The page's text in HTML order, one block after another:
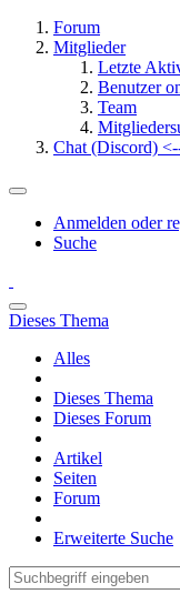
Forum
Mitglieder
Letzte
Benutzer
Team
Chat (Discord)
Anmelden oder
Suche
Dieses Thema
Alles
Dieses Thema
Dieses Forum
Artikel
Seiten
Forum
Erweiterte Suche